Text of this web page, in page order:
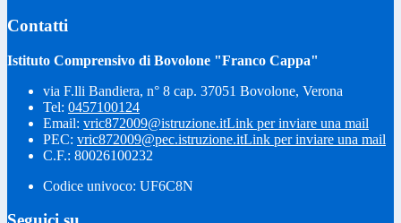
Contatti
Istituto Comprensivo di Bovolone "Franco Cappa"
via F.lli Bandiera, n° 8 cap. 37051 Bovolone, Verona
Tel: 0457100124
Email: vric872009@istruzione.itLink per inviare una mail
PEC: vric872009@pec.istruzione.itLink per inviare una mail
C.F.: 80026100232
Codice univoco: UF6C8N